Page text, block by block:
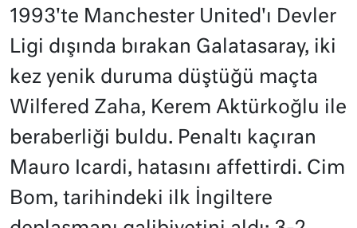
1993'te Manchester United'ı Devler
Ligi dışında bırakan Galatasaray, iki
kez yenik duruma düştüğü maçta
Wilfered Zaha, Kerem Aktürkoğlu ile
beraberliği buldu. Penaltı kaçıran
Mauro Icardi, hatasını affettirdi. Cim
Bom, tarihindeki ilk İngiltere